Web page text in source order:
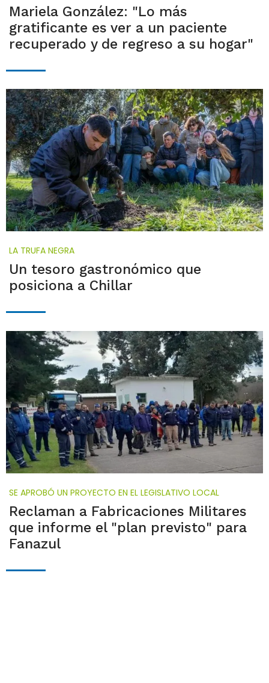
Mariela González: "Lo más
gratificante es ver a un paciente
recuperado y de regreso a su hogar"
LA TRUFA NEGRA
Un tesoro gastronómico que
posiciona a Chillar
SE APROBÓ UN PROYECTO EN EL LEGISLATIVO LOCAL
Reclaman a Fabricaciones Militares
que informe el "plan previsto" para
Fanazul